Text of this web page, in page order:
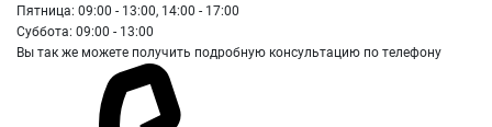
Пятница: 09:00 - 13:00, 14:00 - 17:00
Суббота: 09:00 - 13:00
Вы так же можете получить подробную консультацию по телефону